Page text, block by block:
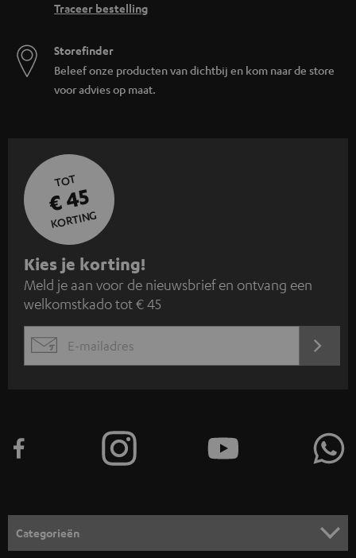
Traceer bestelling
Storefinder
Beleef onze producten van dichtbij en kom naar de store
voor advies op maat.
TOT
€ 45
KORTING
A
a
n
m
e
n
o
r
Kies je korting!
Meld je aan voor de nieuwsbrief en ontvang een
welkomstkado tot € 45
EMAIL
Categorieën